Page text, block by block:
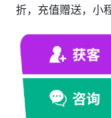
折，充值赠送，小